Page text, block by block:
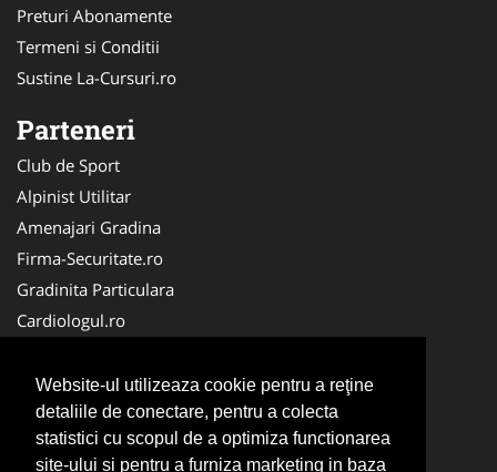
Website-ul utilizeaza cookie pentru a reţine
detaliile de conectare, pentru a colecta
statistici cu scopul de a optimiza functionarea
site-ului si pentru a furniza marketing in baza
Preturi Abonamente
Termeni si Conditii
Sustine La-Cursuri.ro
Parteneri
Club de Sport
Alpinist Utilitar
Amenajari Gradina
Firma-Securitate.ro
Gradinita Particulara
Cardiologul.ro
Service-Reparatii.com
Ambalaje Romania
Cabinet-Individual.ro